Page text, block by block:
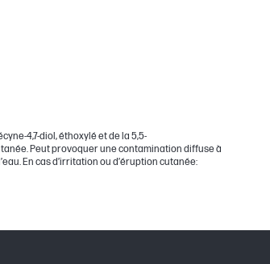
4,7-diol, éthoxylé et de la 5,5-
Peut provoquer une contamination diffuse à
En cas d’irritation ou d’éruption cutanée: